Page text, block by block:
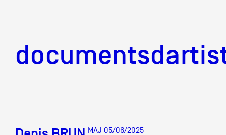
MAJ 05/06/2025